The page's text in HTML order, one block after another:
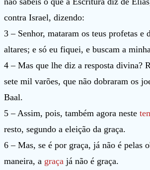
contra Israel, dizendo:
3 – Senhor, mataram os teus profetas e
altares; e só eu fiquei, e buscam a
4 – Mas que lhe diz a resposta divina?
sete mil varões, que não dobraram os
Baal.
5 – Assim, pois, também agora neste
resto, segundo a eleição da graça.
6 – Mas, se é por graça, já não é pelas
maneira, a graça já não é graça.